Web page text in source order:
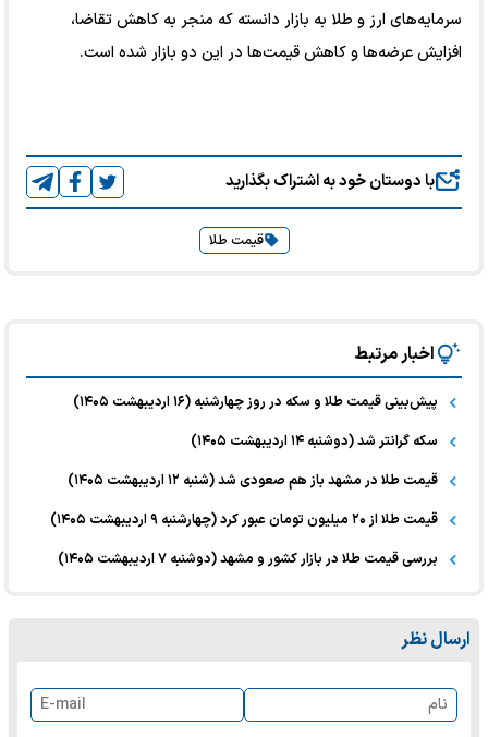
سرمایه‌های ارز و طلا به بازار دانسته که منجر به کاهش تقاضا،
افزایش عرضه‌ها و کاهش قیمت‌ها در این دو بازار شده است.
با دوستان خود به اشتراک بگذارید
قیمت طلا
اخبار مرتبط
پیش‌بینی قیمت طلا و سکه در روز چهارشنبه (۱۶ اردیبهشت ۱۴۰۵)
سکه گرانتر شد (دوشنبه ۱۴ اردیبهشت ۱۴۰۵)
قیمت طلا در مشهد باز هم صعودی شد (شنبه ۱۲ اردیبهشت ۱۴۰۵)
قیمت طلا از ۲۰ میلیون تومان عبور کرد (چهارشنبه ۹ اردیبهشت ۱۴۰۵)
بررسی قیمت طلا در بازار کشور و مشهد (دوشنبه ۷ اردیبهشت ۱۴۰۵)
ارسال نظر